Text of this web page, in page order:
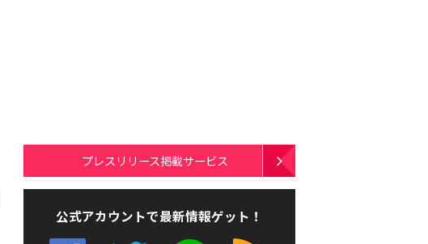
プレスリリース掲載サービス
公式アカウントで最新情報ゲット！